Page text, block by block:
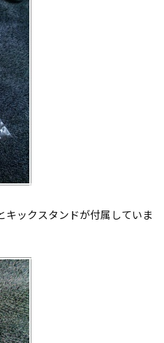
キックスタンドが付属していま